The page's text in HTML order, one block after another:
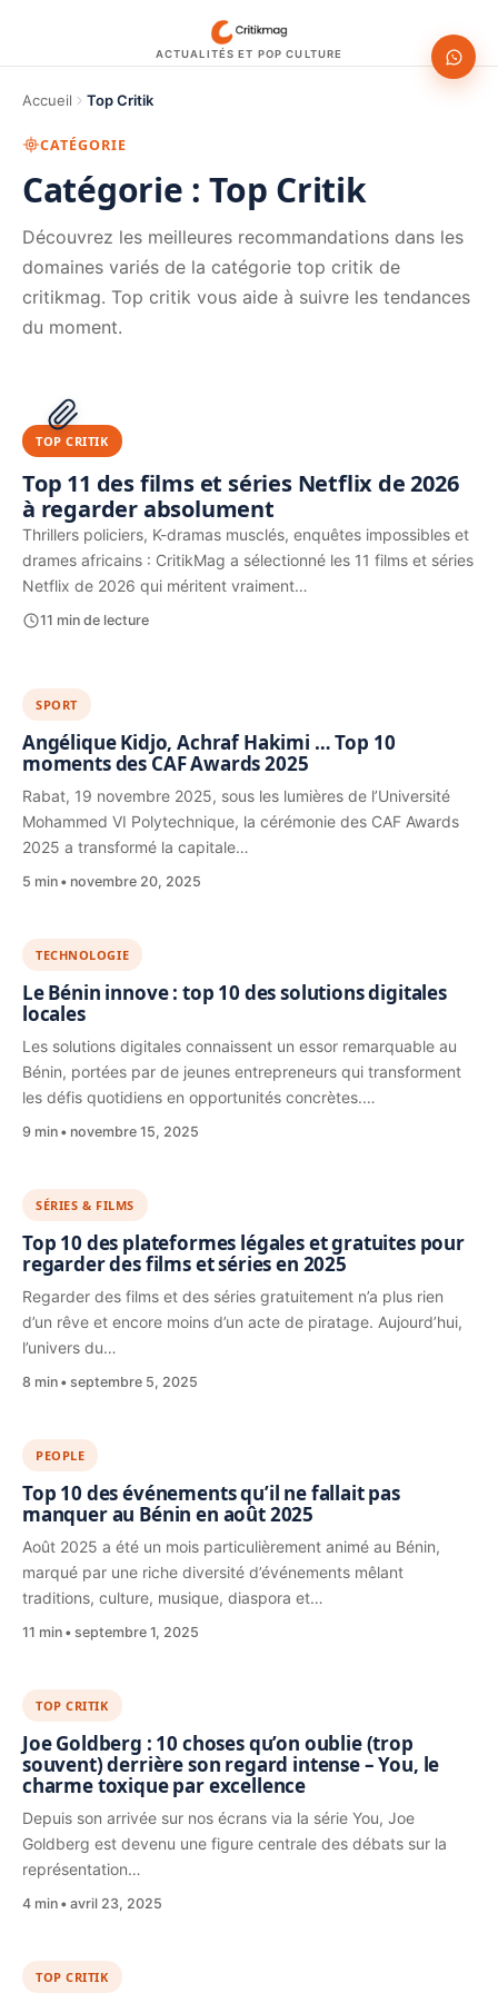
ACTUALITÉS ET POP CULTURE
Accueil Top Critik
CATÉGORIE
Catégorie :Top Critik
Découvrez les meilleures recommandations dans les
domaines variés de la catégorie top critik de
critikmag. Top critik vous aide à suivre les tendances
du moment.
PUBLICITÉ
TOP CRITIK
Top 11 des films et séries Netflix de 2026
à regarder absolument
Thrillers policiers, K-dramas musclés, enquêtes impossibles et
drames africains : CritikMag a sélectionné les 11 films et séries
Netflix de 2026 qui méritent vraiment…
11 min de lecture
SPORT
Angélique Kidjo, Achraf Hakimi … Top 10
moments des CAF Awards 2025
Rabat, 19 novembre 2025, sous les lumières de l’Université
Mohammed VI Polytechnique, la cérémonie des CAF Awards
2025 a transformé la capitale…
5 min novembre 20, 2025
TECHNOLOGIE
Le Bénin innove : top 10 des solutions digitales
locales
Les solutions digitales connaissent un essor remarquable au
Bénin, portées par de jeunes entrepreneurs qui transforment
les défis quotidiens en opportunités concrètes.…
9 min novembre 15, 2025
SÉRIES & FILMS
Top 10 des plateformes légales et gratuites pour
regarder des films et séries en 2025
Regarder des films et des séries gratuitement n’a plus rien
d’un rêve et encore moins d’un acte de piratage. Aujourd’hui,
l’univers du…
8 min septembre 5, 2025
PEOPLE
Top 10 des événements qu’il ne fallait pas
manquer au Bénin en août 2025
Août 2025 a été un mois particulièrement animé au Bénin,
marqué par une riche diversité d’événements mêlant
traditions, culture, musique, diaspora et…
11 min septembre 1, 2025
TOP CRITIK
Joe Goldberg : 10 choses qu’on oublie (trop
souvent) derrière son regard intense – You, le
charme toxique par excellence
Depuis son arrivée sur nos écrans via la série You, Joe
Goldberg est devenu une figure centrale des débats sur la
représentation…
4 min avril 23, 2025
TOP CRITIK